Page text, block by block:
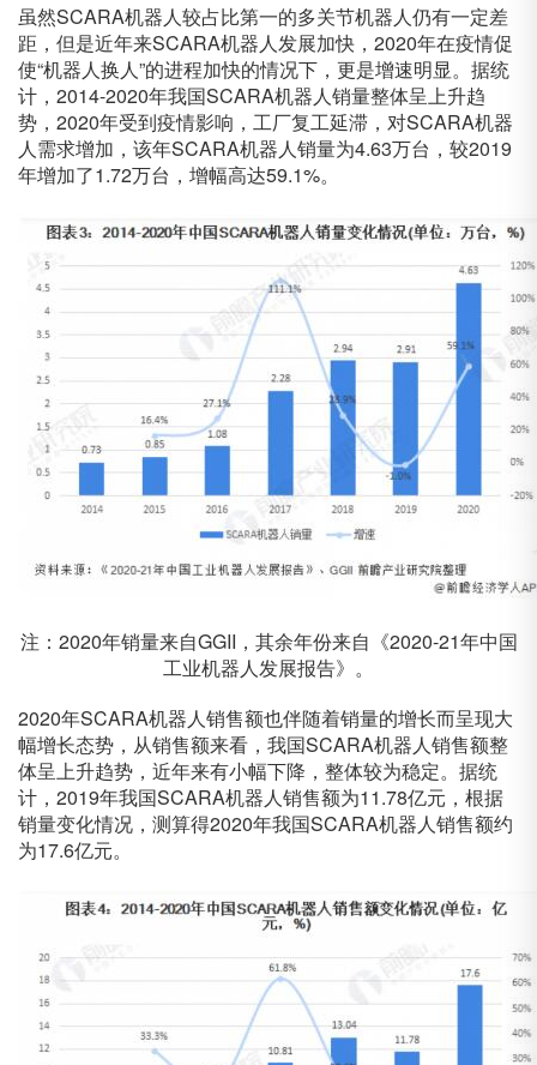
虽然SCARA机器人较占比第一的多关节机器人仍有一定差
距，但是近年来SCARA机器人发展加快，2020年在疫情促
使“机器人换人”的进程加快的情况下，更是增速明显。据统
计，2014-2020年我国SCARA机器人销量整体呈上升趋
势，2020年受到疫情影响，工厂复工延滞，对SCARA机器
人需求增加，该年SCARA机器人销量为4.63万台，较2019
年增加了1.72万台，增幅高达59.1%。
注：2020年销量来自GGII，其余年份来自《2020-21年中国
工业机器人发展报告》。
2020年SCARA机器人销售额也伴随着销量的增长而呈现大
幅增长态势，从销售额来看，我国SCARA机器人销售额整
体呈上升趋势，近年来有小幅下降，整体较为稳定。据统
计，2019年我国SCARA机器人销售额为11.78亿元，根据
销量变化情况，测算得2020年我国SCARA机器人销售额约
为17.6亿元。